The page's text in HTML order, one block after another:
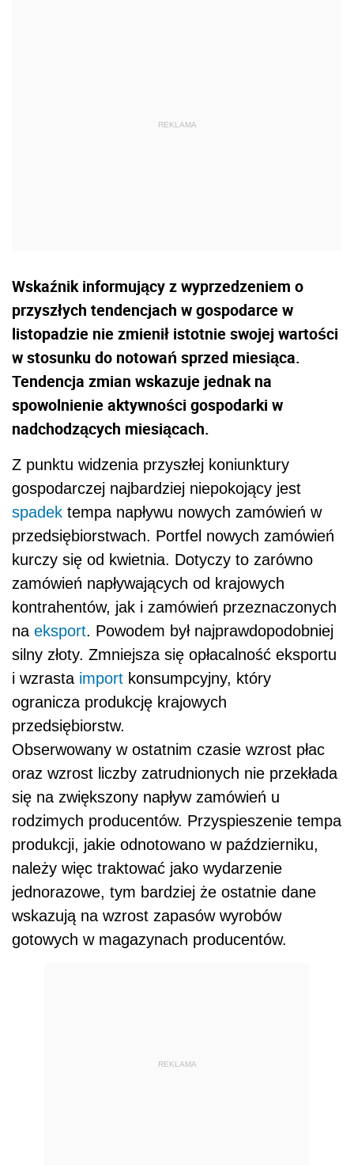
Wskaźnik informujący z wyprzedzeniem o
przyszłych tendencjach w gospodarce w
listopadzie nie zmienił istotnie swojej wartości
w stosunku do notowań sprzed miesiąca.
Tendencja zmian wskazuje jednak na
spowolnienie aktywności gospodarki w
nadchodzących miesiącach.
Z punktu widzenia przyszłej koniunktury
gospodarczej najbardziej niepokojący jest
spadek tempa napływu nowych zamówień w
przedsiębiorstwach. Portfel nowych zamówień
kurczy się od kwietnia. Dotyczy to zarówno
zamówień napływających od krajowych
kontrahentów, jak i zamówień przeznaczonych
na eksport. Powodem był najprawdopodobniej
silny złoty. Zmniejsza się opłacalność eksportu
i wzrasta import konsumpcyjny, który
ogranicza produkcję krajowych
przedsiębiorstw.
Obserwowany w ostatnim czasie wzrost płac
oraz wzrost liczby zatrudnionych nie przekłada
się na zwiększony napływ zamówień u
rodzimych producentów. Przyspieszenie tempa
produkcji, jakie odnotowano w październiku,
należy więc traktować jako wydarzenie
jednorazowe, tym bardziej że ostatnie dane
wskazują na wzrost zapasów wyrobów
gotowych w magazynach producentów.
REKLAMA